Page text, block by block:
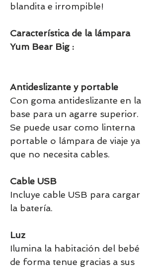
blandita e irrompible!
Característica de la lámpara
Yum Bear Big :
Antideslizante y portable
Con goma antideslizante en la
base para un agarre superior.
Se puede usar como linterna
portable o lámpara de viaje ya
que no necesita cables.
Cable USB
Incluye cable USB para cargar
la batería.
Luz
Ilumina la habitación del bebé
de forma tenue gracias a sus